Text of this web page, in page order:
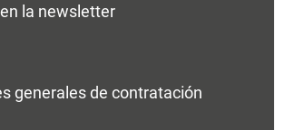
la newsletter
generales de contratación